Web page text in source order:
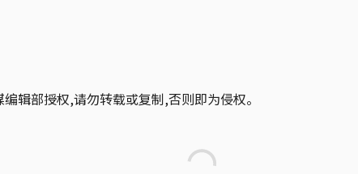
辑部授权,请勿转载或复制,否则即为侵权。